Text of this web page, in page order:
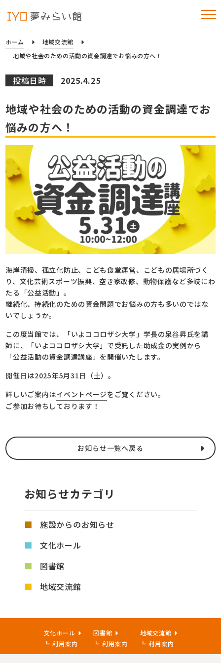
ホーム
地域交流館
地域や社会のための活動の資金調達でお悩みの方へ！
投稿日時 2025.4.25
地域や社会のための活動の資金調達でお
悩みの方へ！
海岸清掃、孤立化防止、こども食堂運営、こどもの居場所づく
り、文化芸術スポーツ振興、空き家改修、動物保護など多岐にわ
たる「公益活動」。
継続化、持続化のための資金問題でお悩みの方も多いのではな
いでしょうか。
この度当館では、「いよココロザシ大学」学長の泉谷昇氏を講
師に、「いよココロザシ大学」で受託した助成金の実例から
「公益活動の資金調達講座」を開催いたします。
開催日は2025年5月31日（土）。
詳しいご案内はイベントページをご覧ください。
ご参加お待ちしております！
お知らせ一覧へ戻る
お知らせカテゴリ
施設からのお知らせ
文化ホール
図書館
地域交流館
文化ホール
利用案内
図書館
利用案内
地域交流館
利用案内